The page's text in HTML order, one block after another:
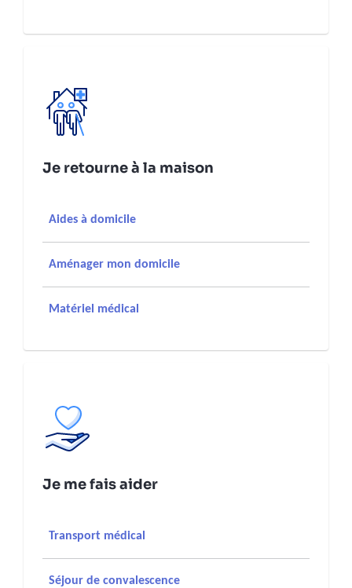
Je retourne à la maison
Aides à domicile
Aménager mon domicile
Matériel médical
Je me fais aider
Transport médical
Séjour de convalescence